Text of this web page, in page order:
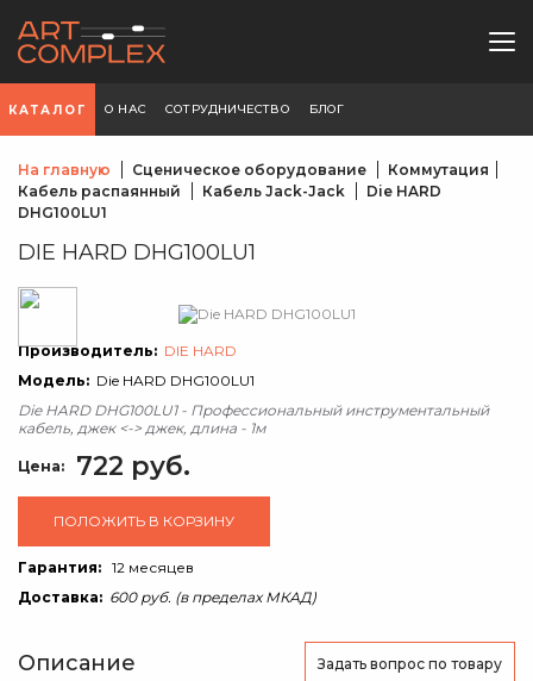
КАТАЛОГ О НАС СОТРУДНИЧЕСТВО БЛОГ
На главную Сценическое оборудование
Коммутация
Кабель распаянный
Кабель Jack-Jack
Die HARD
DHG100LU1
DIE HARD DHG100LU1
Производитель: DIE HARD
Модель: Die HARD DHG100LU1
Die HARD DHG100LU1 - Профессиональный инструментальный
кабель, джек <-> джек, длина - 1м
Цена: 722 руб.
ПОЛОЖИТЬ В КОРЗИНУ
Гарантия: 12 месяцев
Доставка: 600 руб. (в пределах МКАД)
Описание Задать вопрос по товару